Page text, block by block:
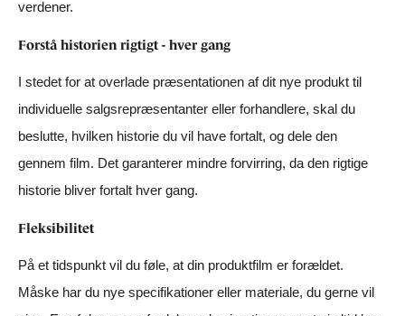
verdener.
Forstå historien rigtigt - hver gang
I stedet for at overlade præsentationen af dit nye produkt til
individuelle salgsrepræsentanter eller forhandlere, skal du
beslutte, hvilken historie du vil have fortalt, og dele den
gennem film. Det garanterer mindre forvirring, da den rigtige
historie bliver fortalt hver gang.
Fleksibilitet
På et tidspunkt vil du føle, at din produktfilm er forældet.
Måske har du nye specifikationer eller materiale, du gerne vil